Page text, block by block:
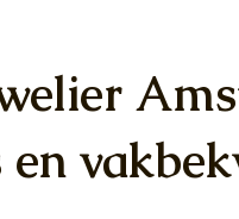
en